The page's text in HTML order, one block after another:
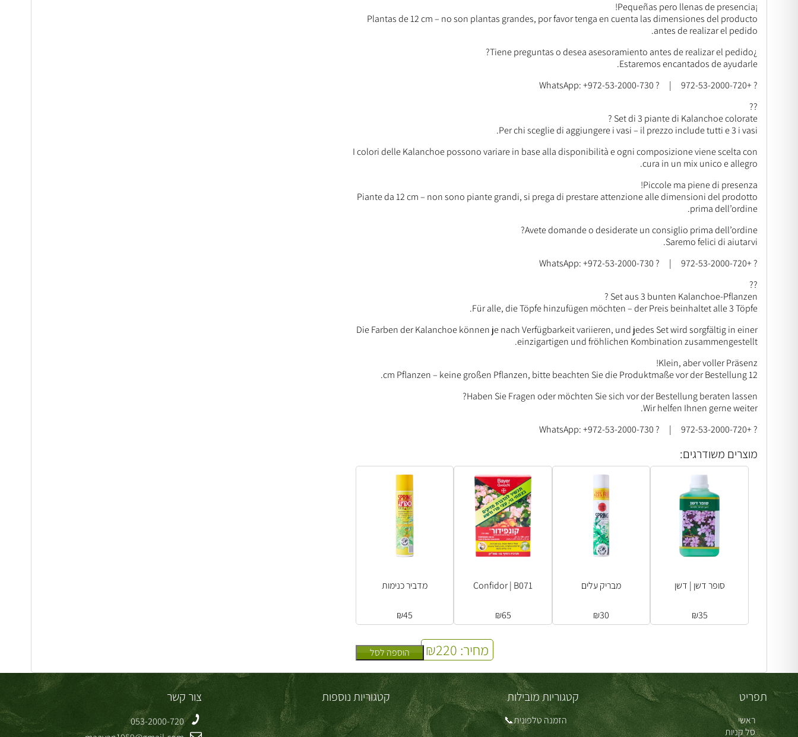
¡Pequeñas pero llenas de presencia!
Plantas de 12 cm – no son plantas grandes, por favor tenga en cuenta las dimensiones del producto
antes de realizar el pedido.
¿Tiene preguntas o desea asesoramiento antes de realizar el pedido?
Estaremos encantados de ayudarle.
? +972-53-2000-720 | ? WhatsApp: +972-53-2000-730
??
Set di 3 piante di Kalanchoe colorate ?
Per chi sceglie di aggiungere i vasi – il prezzo include tutti e 3 i vasi.
I colori delle Kalanchoe possono variare in base alla disponibilità e ogni composizione viene scelta con
cura in un mix unico e allegro.
Piccole ma piene di presenza!
Piante da 12 cm – non sono piante grandi, si prega di prestare attenzione alle dimensioni del prodotto
prima dell’ordine.
Avete domande o desiderate un consiglio prima dell’ordine?
Saremo felici di aiutarvi.
? +972-53-2000-720 | ? WhatsApp: +972-53-2000-730
??
Set aus 3 bunten Kalanchoe-Pflanzen ?
Für alle, die Töpfe hinzufügen möchten – der Preis beinhaltet alle 3 Töpfe.
Die Farben der Kalanchoe können je nach Verfügbarkeit variieren, und jedes Set wird sorgfältig in einer
einzigartigen und fröhlichen Kombination zusammengestellt.
Klein, aber voller Präsenz!
12 cm Pflanzen – keine großen Pflanzen, bitte beachten Sie die Produktmaße vor der Bestellung.
Haben Sie Fragen oder möchten Sie sich vor der Bestellung beraten lassen?
Wir helfen Ihnen gerne weiter.
? +972-53-2000-720 | ? WhatsApp: +972-53-2000-730
מחיר: ₪220 הוספה לסל
מוצרים משודרגים:
מדביר כנימות
₪45
Confidor | B071
₪65
מבריק עלים
₪30
סופר דשן | דשן
₪35
תפריט
ראשי
סל קניות
קטגוריות מובילות
הזמנה טלפונית📞
קטגוריות נוספות צור קשר
053-2000-720